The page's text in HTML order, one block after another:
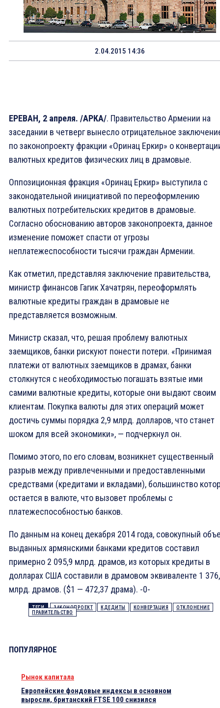
2.04.2015 14:36
ЕРЕВАН, 2 апреля. /АРКА/. Правительство Армении на
заседании в четверг вынесло отрицательное
по законопроекту фракции «Оринац Еркир» о
валютных кредитов физических лиц в драмовые.
Оппозиционная фракция «Оринац Еркир» выступила с
законодательной инициативой по переоформлению
валютных потребительских кредитов в драмовые.
Согласно обоснованию авторов законопроекта, данное
изменение поможет спасти от угрозы
неплатежеспособности тысячи граждан Армении.
Как отметил, представляя заключение правительства,
министр финансов Гагик Хачатрян, переоформлять
валютные кредиты граждан в драмовые не
представляется возможным.
Министр сказал, что, решая проблему валютных
заемщиков, банки рискуют понести потери. «Принимая
платежи от валютных заемщиков в драмах, банки
столкнутся с необходимостью погашать взятые ими
самими валютные кредиты, которые они выдают своим
клиентам. Покупка валюты для этих операций может
достичь суммы порядка 2,9 млрд. долларов, что станет
шоком для всей экономики», — подчеркнул он.
Помимо этого, по его словам, возникнет существенный
разрыв между привлеченными и предоставленными
средствами (кредитами и вкладами), большинство
остается в валюте, что вызовет проблемы с
платежеспособностью банков.
По данным на конец декабря 2014 года, совокупный
выданных армянскими банками кредитов составил
примерно 2 095,9 млрд. драмов, из которых кредиты в
долларах США составили в драмовом эквиваленте 1
млрд. драмов. ($1 — 472,37 драма). -0-
ТЕГИ ЗАКОНОПРОЕКТ КДЕДИТЫ КОНВЕРТАЦИЯ
ОТКЛОНЕНИЕ
ПРАВИТЕЛЬСТВО
ПОПУЛЯРНОЕ
Рынок капитала
Европейские фондовые индексы в основном
выросли, британский FTSE 100 снизился